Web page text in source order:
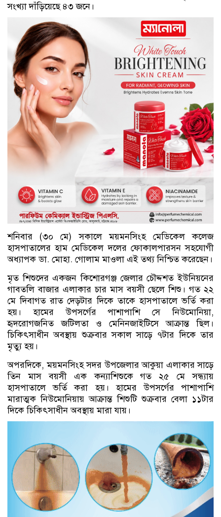
সংখ্যা দাঁড়িয়েছে ৪৩ জনে।
শনিবার (৩০ মে) সকালে ময়মনসিংহ মেডিকেল কলেজ
হাসপাতালের হাম মেডিকেল দলের ফোকালপারসন সহযোগী
অধ্যাপক ডা. মোহা. গোলাম মাওলা এই তথ্য নিশ্চিত করেছেন।
মৃত শিশুদের একজন কিশোরগঞ্জ জেলার চৌদ্দশত ইউনিয়নের
গাবতলি বাজার এলাকার চার মাস বয়সী ছেলে শিশু। গত ২২
মে দিবাগত রাত দেড়টার দিকে তাকে হাসপাতালে ভর্তি করা
হয়। হামের উপসর্গের পাশাপাশি সে নিউমোনিয়া,
হৃদরোগজনিত জটিলতা ও মেনিনজাইটিসে আক্রান্ত ছিল।
চিকিৎসাধীন অবস্থায় শুক্রবার সকাল সাড়ে ৭টার দিকে তার
মৃত্যু হয়।
অপরদিকে, ময়মনসিংহ সদর উপজেলার আকুয়া এলাকার সাড়ে
তিন মাস বয়সী এক কন্যাশিশুকে গত ২৫ মে সন্ধ্যায়
হাসপাতালে ভর্তি করা হয়। হামের উপসর্গের পাশাপাশি
মারাত্মক নিউমোনিয়ায় আক্রান্ত শিশুটি শুক্রবার বেলা ১১টার
দিকে চিকিৎসাধীন অবস্থায় মারা যায়।